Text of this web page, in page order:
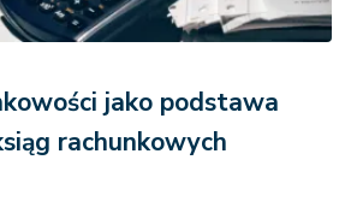
jako podstawa
rachunkowych